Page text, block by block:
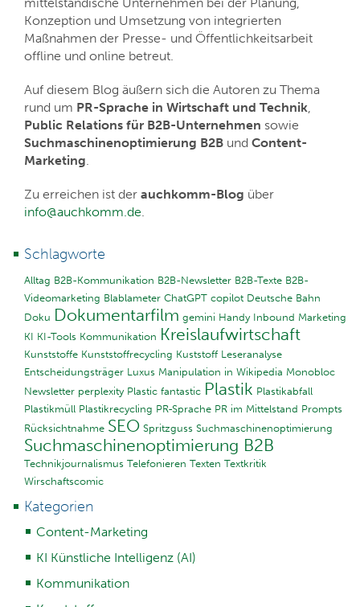
Konzeption und Umsetzung von integrierten
Maßnahmen der Presse- und Öffentlichkeitsarbeit
offline und online betreut.
Auf diesem Blog äußern sich die Autoren zu Thema
rund um PR-Sprache in Wirtschaft und Technik,
Public Relations für B2B-Unternehmen sowie
Suchmaschinenoptimierung B2B und Content-
Marketing.
Zu erreichen ist der auchkomm-Blog über
info@auchkomm.de.
Schlagworte
Alltag B2B-Kommunikation B2B-Newsletter B2B-Texte B2B-
Videomarketing Blablameter ChatGPT copilot Deutsche Bahn
Doku Dokumentarfilm gemini Handy Inbound Marketing
KI KI-Tools Kommunikation Kreislaufwirtschaft
Kunststoffe Kunststoffrecycling Kuststoff Leseranalyse
Entscheidungsträger Luxus Manipulation in Wikipedia Monobloc
Newsletter perplexity Plastic fantastic Plastik Plastikabfall
Plastikmüll Plastikrecycling PR-Sprache PR im Mittelstand Prompts
Rücksichtnahme SEO Spritzguss Suchmaschinenoptimierung
Suchmaschinenoptimierung B2B
Technikjournalismus Telefonieren Texten Textkritik
Wirschaftscomic
Kategorien
Content-Marketing
KI Künstliche Intelligenz (AI)
Kommunikation